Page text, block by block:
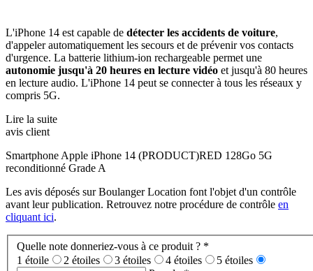
L'iPhone 14 est capable de détecter les accidents de voiture,
d'appeler automatiquement les secours et de prévenir vos contacts
d'urgence. La batterie lithium-ion rechargeable permet une
autonomie jusqu'à 20 heures en lecture vidéo et jusqu'à 80 heures
en lecture audio. L'iPhone 14 peut se connecter à tous les réseaux y
compris 5G.
Lire la suite
avis client
Smartphone Apple iPhone 14 (PRODUCT)RED 128Go 5G
reconditionné Grade A
Les avis déposés sur Boulanger Location font l'objet d'un contrôle
avant leur publication. Retrouvez notre procédure de contrôle en
cliquant ici.
Quelle note donneriez-vous à ce produit ? *
1 étoile
2 étoiles 3 étoiles 4 étoiles
5 étoiles